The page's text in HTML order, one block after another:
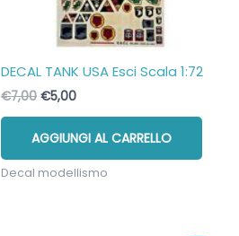
DECAL TANK USA Esci Scala 1:72
€7,00 Il
era:
€7,00.
€5,00Il
è:
€5,00.
AGGIUNGI AL CARRELLO
Decal modellismo